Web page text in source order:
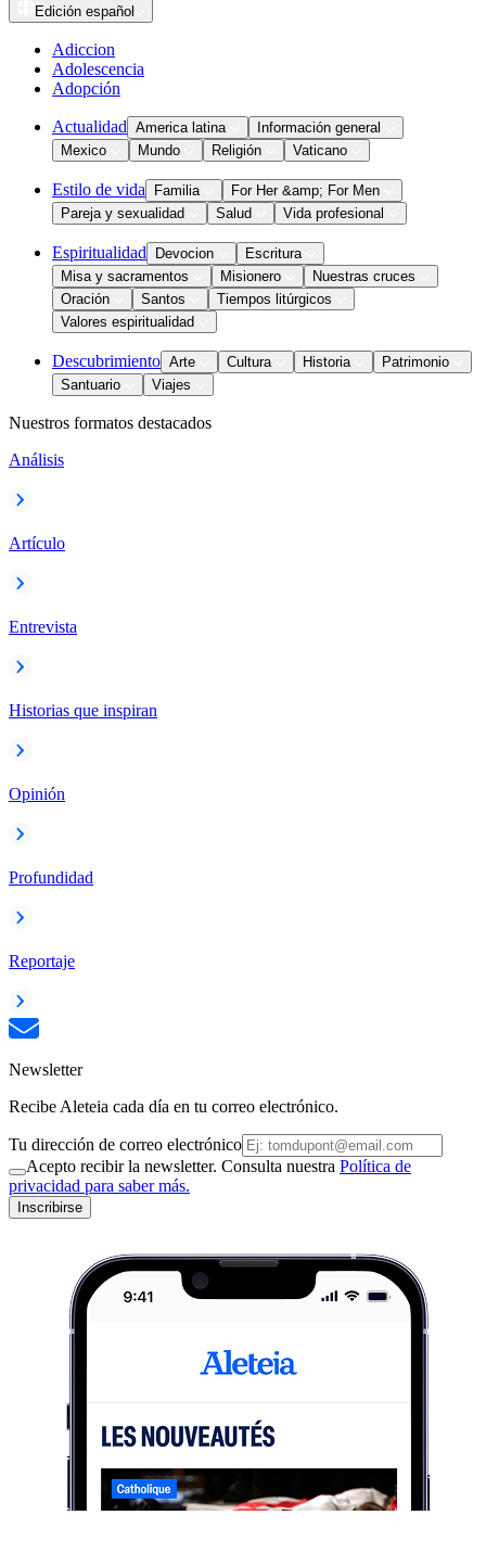
Edición español
Adiccion
Adolescencia
Adopción
Actualidad America latina
Información general
Mexico
Mundo Religión Vaticano
Estilo de vida Familia
For Her &amp; For Men
Pareja y sexualidad
Salud Vida profesional
Espiritualidad Devocion
Escritura
Misa y sacramentos
Misionero
Nuestras cruces
Oración
Santos
Tiempos litúrgicos
Valores espiritualidad
Descubrimiento Arte Cultura Historia
Patrimonio
Santuario
Viajes
Nuestros formatos destacados
Análisis
Artículo
Entrevista
Historias que inspiran
Opinión
Profundidad
Reportaje
Newsletter
Recibe Aleteia cada día en tu correo electrónico.
Tu dirección de correo electrónico
Acepto recibir la newsletter. Consulta nuestra Política de
privacidad para saber más.
Inscribirse